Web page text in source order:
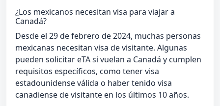
¿Los mexicanos necesitan visa para viajar a
Canadá?
Desde el 29 de febrero de 2024, muchas personas
mexicanas necesitan visa de visitante. Algunas
pueden solicitar eTA si vuelan a Canadá y cumplen
requisitos específicos, como tener visa
estadounidense válida o haber tenido visa
canadiense de visitante en los últimos 10 años.